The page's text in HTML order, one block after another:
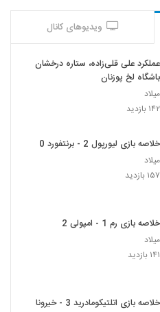
ویدیوهای کانال
عملکرد علی قلی‌زاده، ستاره درخشان
باشگاه لخ پوزنان
میلاد
۱۴۲ بازدید
خلاصه بازی لیورپول 2 - برنتفورد 0
میلاد
۱۵۷ بازدید
خلاصه بازی رم 1 - امپولی 2
میلاد
۱۴۱ بازدید
خلاصه بازی اتلتیکومادرید 3 - خیرونا 0